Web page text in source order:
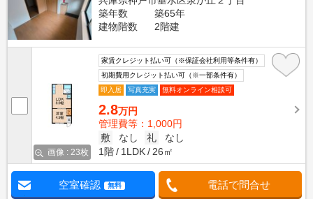
築年数
築65年
建物階数
2階建
画像 : 23枚
家賃クレジット払い可（※保証会社利用等条件有）
初期費用クレジット払い可（※一部条件有）
即入居
写真充実 無料オンライン相談可
2.8万円
管理費等：1,000円
敷
なし 礼
なし
1階
1LDK 26㎡
空室確認 無料 電話で問合せ